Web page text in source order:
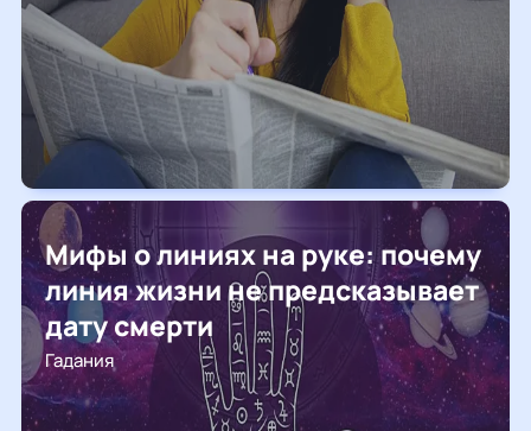
Мифы о линиях на руке: почему
линия жизни не предсказывает
дату смерти
Гадания